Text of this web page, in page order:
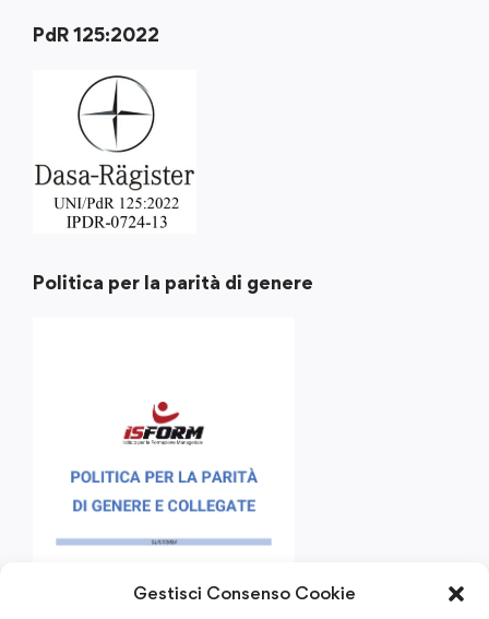
Gestisci Consenso Cookie
PdR 125:2022
Politica per la parità di genere